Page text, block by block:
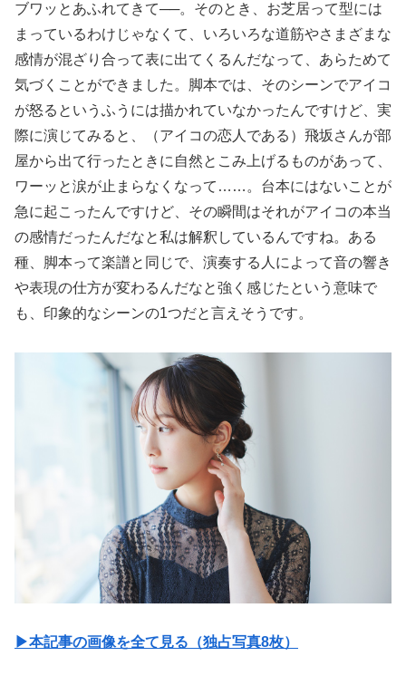
ブワッとあふれてきて──。そのとき、お芝居って型には
まっているわけじゃなくて、いろいろな道筋やさまざまな
感情が混ざり合って表に出てくるんだなって、あらためて
気づくことができました。脚本では、そのシーンでアイコ
が怒るというふうには描かれていなかったんですけど、実
際に演じてみると、（アイコの恋人である）飛坂さんが部
屋から出て行ったときに自然とこみ上げるものがあって、
ワーッと涙が止まらなくなって……。台本にはないことが
急に起こったんですけど、その瞬間はそれがアイコの本当
の感情だったんだなと私は解釈しているんですね。ある
種、脚本って楽譜と同じで、演奏する人によって音の響き
や表現の仕方が変わるんだなと強く感じたという意味で
も、印象的なシーンの1つだと言えそうです。
▶︎本記事の画像を全て見る（独占写真8枚）